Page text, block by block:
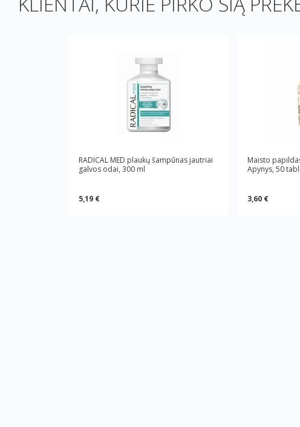
RADICAL MED plaukų šampūnas jautriai
galvos odai, 300 ml
5,19 €
Maisto
Apynys, 50
3,60 €